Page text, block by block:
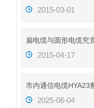
2015-03-01
扁电缆与圆形电缆究
2015-04-17
2025-06-04